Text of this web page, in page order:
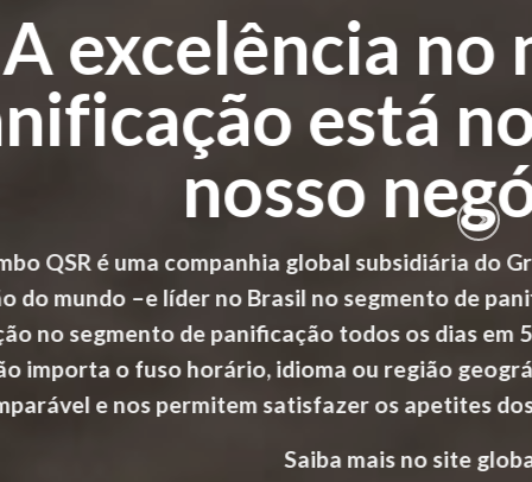
da
do
maior indústria de
A companhia busca
países e 49 unidades
BQ pela excelência é
em todo o mundo!